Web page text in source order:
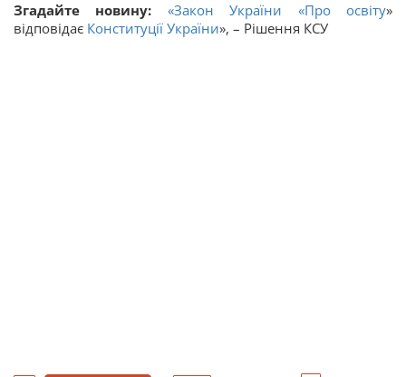
Згадайте новину:
«Закон України «Про освіту»
відповідає Конституції України», – Рішення КСУ